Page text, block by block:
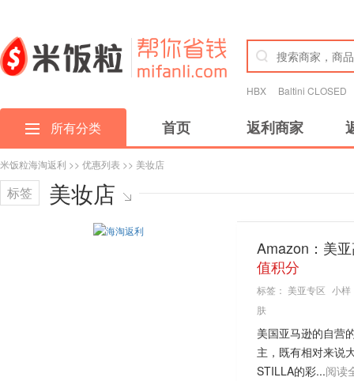
HBX Baltini CLOSED
所有分类 首页 返利商家
米饭粒海淘返利 >> 优惠列表 >> 美妆店
标签 美妆店
Amazon：美
值积分
标签： 美亚专区 小样
肤
美国亚马逊的自营
主，既有相对来说
STILLA的彩...阅读